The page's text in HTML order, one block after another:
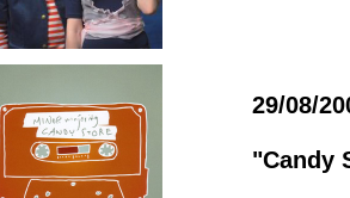
29/08/
"Candy